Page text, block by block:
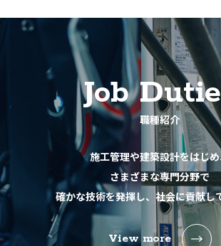
Job
職種紹介
施工管理や建築設計をはじ
さまざまな専門分野で
確かな技術を発揮し、社会に貢献し
View more